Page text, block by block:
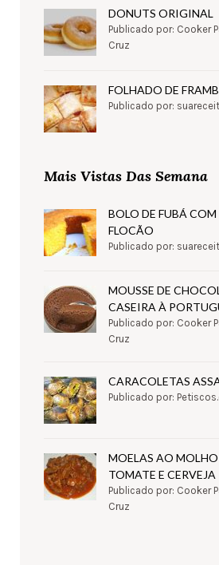
DONUTS ORIGINAL
Publicado por: Cooker
Cruz
FOLHADO DE
Publicado por:
Mais Vistas Das Semana
BOLO DE FUBÁ COM
FLOCÃO
Publicado por:
MOUSSE DE
CASEIRA À
Publicado por: Cooker
Cruz
CARACOLETAS
Publicado por:
MOELAS AO MOLHO
TOMATE E CERVEJA
Publicado por: Cooker
Cruz